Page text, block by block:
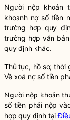
Người nộp khoản
khoanh nợ số tiền
trường hợp quy
trường hợp văn
quy định khác.
Thủ tục, hồ sơ, thời
Về xoá nợ số tiền
Người nộp khoản
số tiền phải nộp
hợp quy định tại